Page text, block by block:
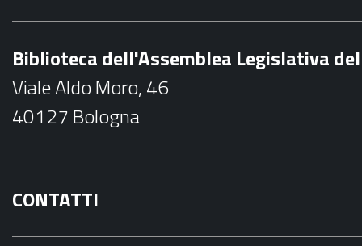
e
k
Biblioteca dell'Assemblea Legislativa
Viale Aldo Moro, 46
40127 Bologna
CONTATTI